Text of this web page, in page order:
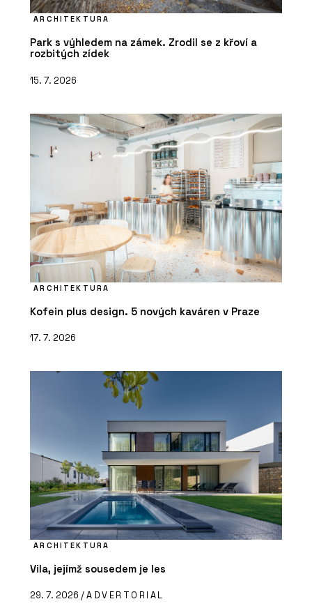
ARCHITEKTURA
Park s výhledem na zámek. Zrodil se z křoví a
rozbitých zídek
15. 7. 2026
ARCHITEKTURA
Kofein plus design. 5 nových kaváren v Praze
17. 7. 2026
ARCHITEKTURA
Vila, jejímž sousedem je les
29. 7. 2026 /ADVERTORIAL